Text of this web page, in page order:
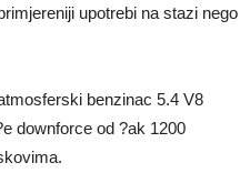
upotrebi na stazi nego
benzinac 5.4 V8
downforce od ?ak 1200